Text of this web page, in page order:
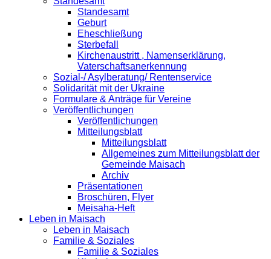
Standesamt
Geburt
Eheschließung
Sterbefall
Kirchenaustritt , Namenserklärung,
Vaterschaftsanerkennung
Sozial-/ Asylberatung/ Rentenservice
Solidarität mit der Ukraine
Formulare & Anträge für Vereine
Veröffentlichungen
Veröffentlichungen
Mitteilungsblatt
Mitteilungsblatt
Allgemeines zum Mitteilungsblatt der
Gemeinde Maisach
Archiv
Präsentationen
Broschüren, Flyer
Meisaha-Heft
Leben in Maisach
Leben in Maisach
Familie & Soziales
Familie & Soziales